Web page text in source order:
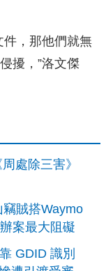
件，那他們就無
擾，”洛文傑
處除三害》
賊搭Waymo
案最大阻礙
GDID 識別